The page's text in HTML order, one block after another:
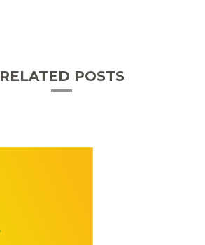
RELATED POSTS